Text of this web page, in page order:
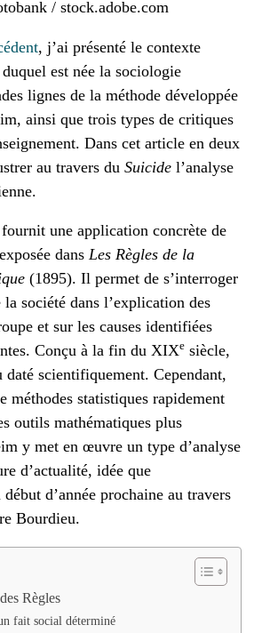
/ stock.adobe.com
, j’ai présenté le contexte
est née la sociologie
lignes de la méthode développée
ainsi que trois types de critiques
Dans cet article en deux
au travers du Suicide l’analyse
une application concrète de
exposée dans Les Règles de la
(1895). Il permet de s’interroger
société dans l’explication des
et sur les causes identifiées
Conçu à la fin du XIXe siècle,
daté scientifiquement. Cependant,
méthodes statistiques rapidement
outils mathématiques plus
y met en œuvre un type d’analyse
d’actualité, idée que
d’année prochaine au travers
Bourdieu.
Règles
fait social déterminé